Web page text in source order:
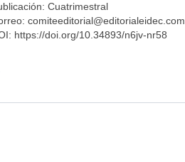
Cuatrimestral
comiteeditorial@editorialeidec.com
https://doi.org/10.34893/n6jv-nr58